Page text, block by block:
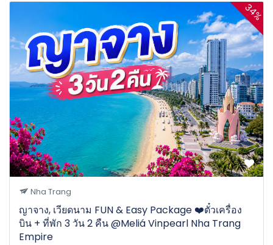
34%
Nha Trang
ญาจาง, เวียดนาม FUN & Easy Package ❤️ตั๋วเครื่อง
บิน + ที่พัก 3 วัน 2 คืน @Meliá Vinpearl Nha Trang
Empire